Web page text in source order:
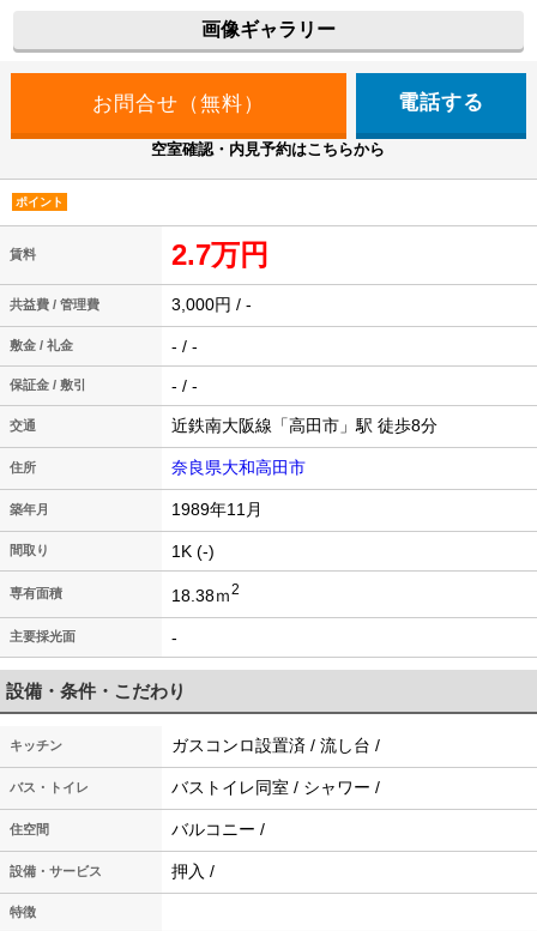
画像ギャラリー
電話する
空室確認・内見予約はこちらから
ポイント
賃料 2.7万円
共益費 / 管理費 3,000円 / -
敷金 / 礼金 - / -
保証金 / 敷引 - / -
交通 近鉄南大阪線「高田市」駅 徒歩8分
住所 奈良県大和高田市
築年月 1989年11月
間取り 1K (-)
専有面積 18.38ｍ2
主要採光面 -
設備・条件・こだわり
キッチン ガスコンロ設置済 / 流し台 /
バス・トイレ バストイレ同室 / シャワー /
住空間 バルコニー /
設備・サービス 押入 /
特徴